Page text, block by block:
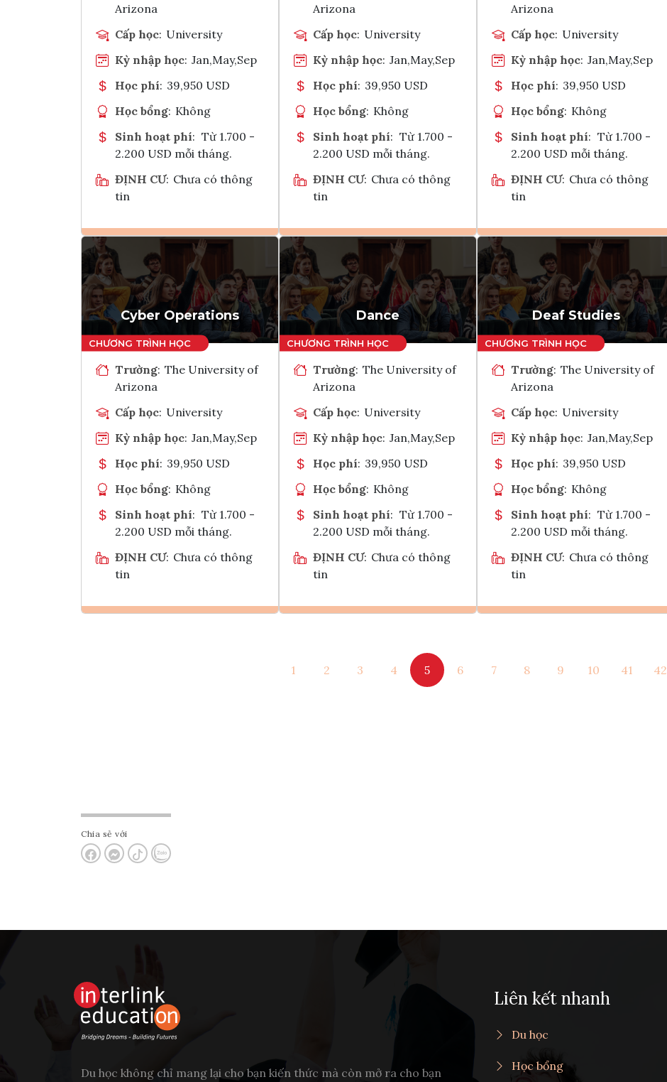
Arizona
Cấp học: University
Kỳ nhập học: Jan,May,Sep
Học phí: 39,950 USD
Học bổng: Không
Sinh hoạt phí: Từ 1.700 -
2.200 USD mỗi tháng.
ĐỊNH CƯ: Chưa có thông
tin
Ghi danh
Tham vấn Interlink
Arizona
Cấp học: University
Kỳ nhập học: Jan,May,Sep
Học phí: 39,950 USD
Học bổng: Không
Sinh hoạt phí: Từ 1.700 -
2.200 USD mỗi tháng.
ĐỊNH CƯ: Chưa có thông
tin
Ghi danh
Tham vấn Interlink
Arizona
Cấp học: University
Kỳ nhập học: Jan,May,Sep
Học phí: 39,950 USD
Học bổng: Không
Sinh hoạt phí: Từ 1.700 -
2.200 USD mỗi tháng.
ĐỊNH CƯ: Chưa có thông
tin
Ghi danh
Tham vấn Interlink
Cyber Operations
Trường: The University of
Arizona
Cấp học: University
Kỳ nhập học: Jan,May,Sep
Học phí: 39,950 USD
Học bổng: Không
Sinh hoạt phí: Từ 1.700 -
2.200 USD mỗi tháng.
ĐỊNH CƯ: Chưa có thông
tin
Dance
Trường: The University of
Arizona
Cấp học: University
Kỳ nhập học: Jan,May,Sep
Học phí: 39,950 USD
Học bổng: Không
Sinh hoạt phí: Từ 1.700 -
2.200 USD mỗi tháng.
ĐỊNH CƯ: Chưa có thông
tin
Tham vấn Interlink
Deaf Studies
Trường: The University of
Arizona
Cấp học: University
Kỳ nhập học: Jan,May,Sep
Học phí: 39,950 USD
Học bổng: Không
Sinh hoạt phí: Từ 1.700 -
2.200 USD mỗi tháng.
ĐỊNH CƯ: Chưa có thông
tin
Tham vấn Interlink
1 2 3 4 5 6 7 8 9 10 41 42
Chia sẻ với
Du học không chỉ mang lại cho bạn kiến thức mà còn mở ra cho bạn
Liên kết nhanh
Du học
Học bổng